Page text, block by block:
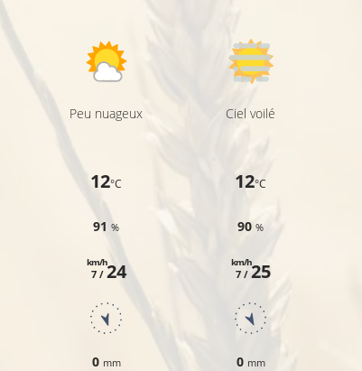
Peu nuageux
12°C
91%
7 /
km/h24
0 mm
Ciel voilé
12°C
90%
7 /
km/h25
0 mm